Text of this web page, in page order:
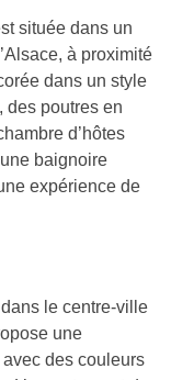
située dans un
à proximité
dans un style
des poutres en
d’hôtes
baignoire
expérience de
le centre-ville
une
des couleurs